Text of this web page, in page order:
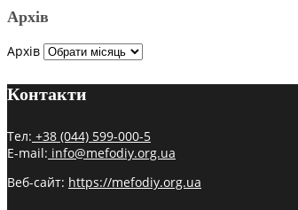
Архів
Архів
Контакти
Тел: +38 (044) 599-000-5
E-mail: info@mefodiy.org.ua
Веб-сайт: https://mefodiy.org.ua